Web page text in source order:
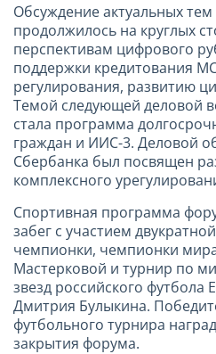
Обсуждение актуальных
продолжилось на круглых
перспективам цифрового
поддержки кредитования
регулирования, развитию
Темой следующей деловой
стала программа
граждан и ИИС-3. Деловой
Сбербанка был посвящен
комплексного
Спортивная программа
забег с участием
чемпионки, чемпионки
Мастерковой и турнир по
звезд российского футбола
Дмитрия Булыкина.
футбольного турнира
закрытия форума.